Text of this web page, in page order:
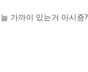
가까이 있는거 아시죵?